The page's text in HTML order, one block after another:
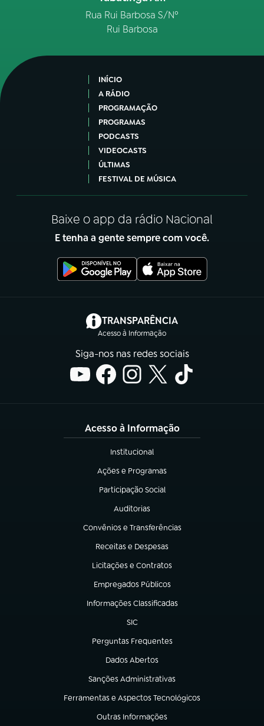
Rua Rui Barbosa S/Nº
Rui Barbosa
INÍCIO
A RÁDIO
PROGRAMAÇÃO
PROGRAMAS
PODCASTS
VIDEOCASTS
ÚLTIMAS
FESTIVAL DE MÚSICA
Baixe o app da rádio Nacional
E tenha a gente sempre com você.
TRANSPARÊNCIA
Acesso à Informação
(abre em nova aba)
Siga-nos nas redes sociais
Acesso à Informação
Institucional
(abre em nova aba)
Ações e Programas
(abre em nova aba)
Participação Social
(abre em nova aba)
Auditorias
(abre em nova aba)
Convênios e Transferências
(abre em nova aba)
Receitas e Despesas
(abre em nova aba)
Licitações e Contratos
(abre em nova aba)
Empregados Públicos
(abre em nova aba)
Informações Classificadas
(abre em nova aba)
SIC
(abre em nova aba)
Perguntas Frequentes
(abre em nova aba)
Dados Abertos
(abre em nova aba)
Sanções Administrativas
(abre em nova aba)
Ferramentas e Aspectos Tecnológicos
(abre em nova aba)
Outras Informações
(abre em nova aba)